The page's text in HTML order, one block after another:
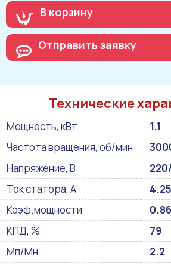
В корзину
Отправить заявку
Технические
Мощность, кВт
1.1
Частота вращения, об/мин
Напряжение, В
Ток статора, А
Коэф.мощности
0.86
КПД, %
79
Мп/Мн
2.2